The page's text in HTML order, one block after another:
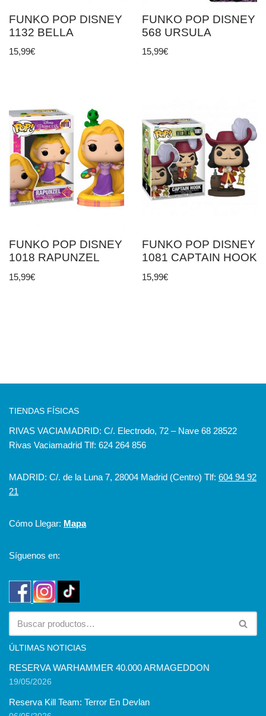
FUNKO POP DISNEY
1132 BELLA
15,99€
FUNKO POP DISNEY
568 URSULA
15,99€
FUNKO POP DISNEY
1018 RAPUNZEL
15,99€
FUNKO POP DISNEY
1081 CAPTAIN HOOK
15,99€
TIENDAS FÍSICAS
RIVAS VACIAMADRID: C/. Electrodo, 72 – Nave 68 28522
Rivas Vaciamadrid Tlf: 624 264 856
MADRID: C/. de la Luna 7, 28004 Madrid (Centro) Tlf: 604 94 92
21
Cómo Llegar: Mapa
Síguenos en:
ÚLTIMAS NOTICIAS
RESERVA WARHAMMER 40.000 ARMAGEDDON
19/05/2026
Reserva Kill Team: Terror En Devlan